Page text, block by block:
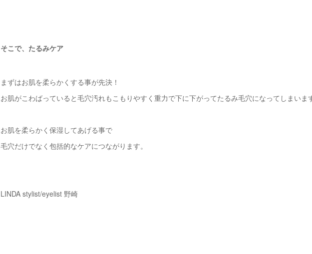
そこで、たるみケア
まずはお肌を柔らかくする事が先決！
お肌がこわばっていると毛穴汚れもこもりやすく重力で下に下がってたるみ毛穴になってしまいま
お肌を柔らかく保湿してあげる事で
毛穴だけでなく包括的なケアにつながります。
LINDA stylist/eyelist 野崎